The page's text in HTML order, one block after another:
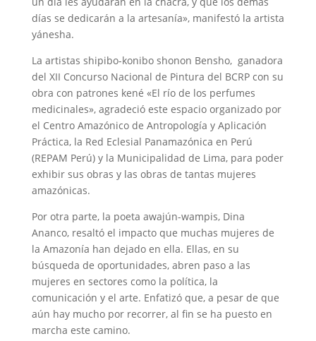
días se dedicarán a la artesanía», manifestó la artista
yánesha.
La artistas shipibo-konibo shonon Bensho, ganadora
del XII Concurso Nacional de Pintura del BCRP con su
obra con patrones kené «El río de los perfumes
medicinales», agradeció este espacio organizado por
el Centro Amazónico de Antropología y Aplicación
Práctica, la Red Eclesial Panamazónica en Perú
(REPAM Perú) y la Municipalidad de Lima, para poder
exhibir sus obras y las obras de tantas mujeres
amazónicas.
Por otra parte, la poeta awajún-wampis, Dina
Ananco, resaltó el impacto que muchas mujeres de
la Amazonía han dejado en ella. Ellas, en su
búsqueda de oportunidades, abren paso a las
mujeres en sectores como la política, la
comunicación y el arte. Enfatizó que, a pesar de que
aún hay mucho por recorrer, al fin se ha puesto en
marcha este camino.